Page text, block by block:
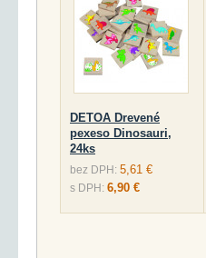
DETOA Drevené
pexeso Dinosauri,
24ks
bez DPH: 5,61 €
s DPH: 6,90 €